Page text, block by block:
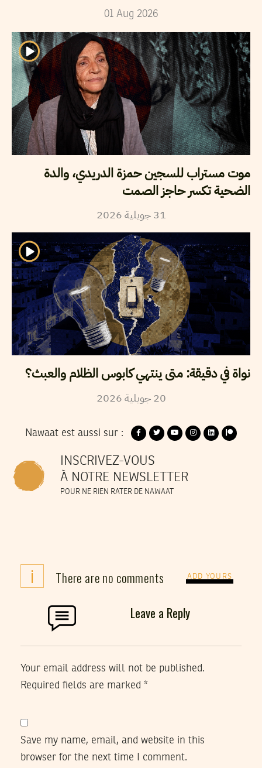
01 Aug 2026
موت مستراب للسجين حمزة الدريدي، والدة
الضحية تكسر حاجز الصمت
31 جويلية2026
نواة في دقيقة: متى ينتهي كابوس الظلام والعبث؟
20 جويلية2026
Nawaat est aussi sur :
INSCRIVEZ-VOUS
À NOTRE NEWSLETTER
POUR NE RIEN RATER DE NAWAAT
i There are no comments ADD YOURS
Leave a Reply
Your email address will not be published.
Required fields are marked *
Save my name, email, and website in this
browser for the next time I comment.